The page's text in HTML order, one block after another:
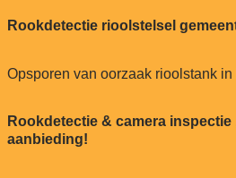
Rookdetectie rioolstelsel
Opsporen van oorzaak rioolstank in
Rookdetectie & camera inspectie
aanbieding!